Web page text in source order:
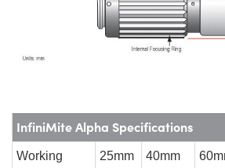
InfiniMite Alpha Specifications
Working
25mm 40mm